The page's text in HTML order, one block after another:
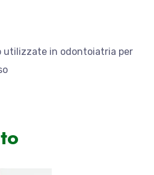
in odontoiatria per